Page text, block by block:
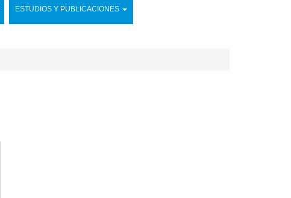
ESTUDIOS Y PUBLICACIONES